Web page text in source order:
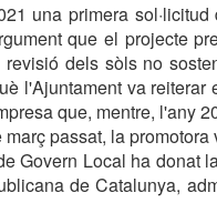
una primera
que el projecte
dels sòls no
l'Ajuntament va reiterar
que, mentre, l'any
passat, la promotora
Govern Local ha donat
de Catalunya,